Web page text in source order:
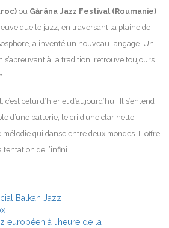
ou Gărâna Jazz Festival (Roumanie)
que le jazz, en traversant la plaine de
a inventé un nouveau langage. Un
s’abreuvant à la tradition, retrouve toujours
c’est celui d’hier et d’aujourd’hui. Il s’entend
d’une batterie, le cri d’une clarinette
mélodie qui danse entre deux mondes. Il offre
de l’infini.
Balkan Jazz
européen à l’heure de la